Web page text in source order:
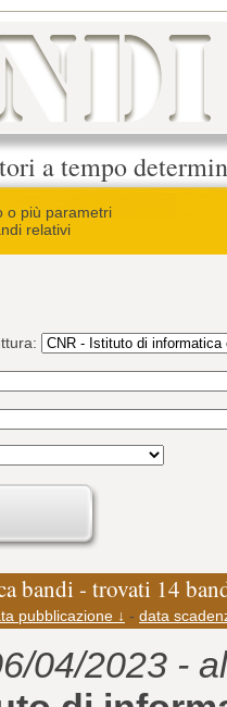
a tempo
o più parametri
relativi
bandi - trovati 14
pubblicazione ↓ - data
04/2023 -